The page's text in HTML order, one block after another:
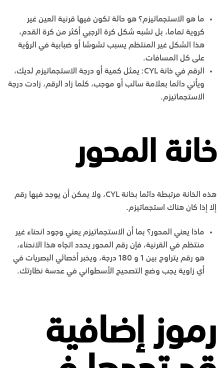
ما هو الاستجماتيزم؟ هو حالة تكون فيها قرنية العين غير
كروية تماما، بل تشبه شكل كرة الرجبي أكثر من كرة القدم،
هذا الشكل غير المنتظم يسبب تشوشا أو ضبابية في الرؤية
على كل المسافات.
الرقم في خانة CYL: يمثل كمية أو درجة الاستجماتيزم لديك،
ويأتي دائما بعلامة سالب أو موجب، كلما زاد الرقم، زادت درجة
الاستجماتيزم.
خانة المحور
هذه الخانة مرتبطة دائما بخانة CYL، ولا يمكن أن يوجد فيها رقم
إلا إذا كان هناك استجماتيزم.
ماذا يعني المحور؟ بما أن الاستجماتيزم يعني وجود انحناء غير
منتظم في القرنية، فإن رقم المحور يحدد اتجاه هذا الانحناء،
هو رقم يتراوح بين 1 و 180 درجة، ويخبر أخصائي البصريات في
أي زاوية يجب وضع التصحيح الأسطواني في عدسة نظارتك.
رموز إضافية